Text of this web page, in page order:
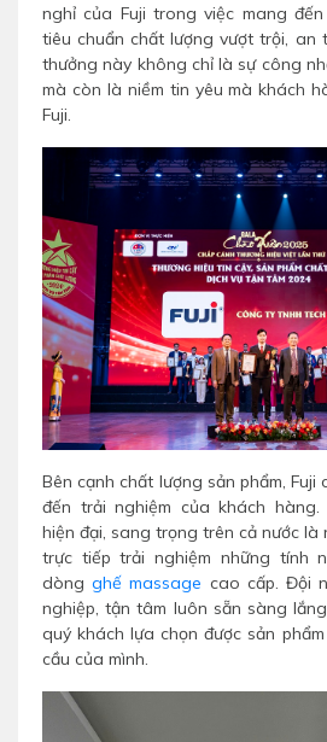
nghỉ của Fuji trong việc mang
tiêu chuẩn chất lượng vượt trội, an
thưởng này không chỉ là sự công
mà còn là niềm tin yêu mà khách
Fuji.
Bên cạnh chất lượng sản phẩm,
đến trải nghiệm của khách
hiện đại, sang trọng trên cả nước là
trực tiếp trải nghiệm những tính
dòngghế massage cao cấp. Đội
nghiệp, tận tâm luôn sẵn sàng
quý khách lựa chọn được sản
cầu của mình.